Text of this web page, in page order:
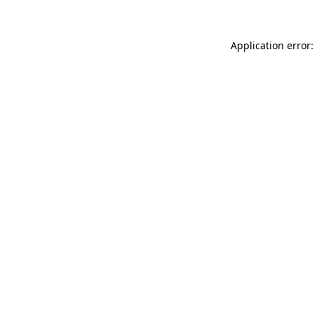
Application